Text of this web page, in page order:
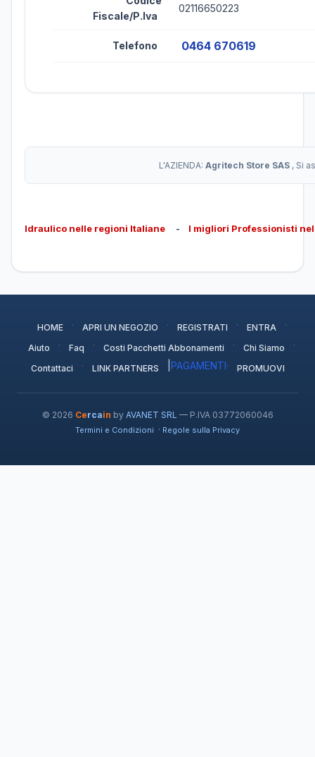
Fiscale/P.Iva
02116650223
Telefono 0464 670619
L'AZIENDA: Agritech Store SAS , Si
Idraulico nelle regioni Italiane - I migliori Professionisti
HOME · APRI UN NEGOZIO · REGISTRATI · ENTRA ·
Aiuto · Faq · Costi Pacchetti Abbonamenti · Chi Siamo ·
Contattaci · LINK PARTNERS PAGAMENTI· PROMUOVI
© 2026 Cercain by AVANET SRL — P.IVA 03772060046
Termini e Condizioni · Regole sulla Privacy